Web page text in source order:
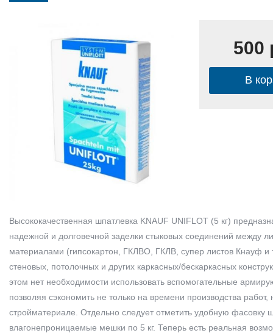
500
В
Высококачественная шпатлевка KNAUF UNIFLOT (5 кг)
надежной и долговечной заделки стыковых соединений между
материалами (гипсокартон, ГКЛВО, ГКЛВ, супер листов Кнауф и
стеновых, потолочных и других каркасных/бескаркасных
этом нет необходимости использовать вспомогательные
позволяя сэкономить не только на времени производства работ,
стройматериале. Отдельно следует отметить удобную фасовку
влагонепроницаемые мешки по 5 кг. Теперь есть реальная